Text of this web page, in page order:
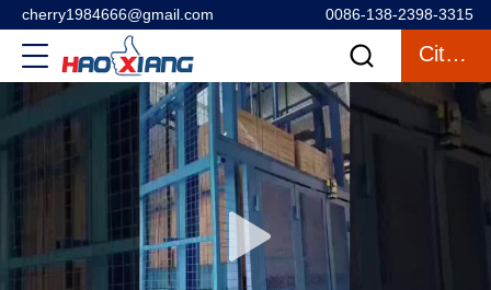
cherry1984666@gmail.com 0086-138-2398-3315
Citações